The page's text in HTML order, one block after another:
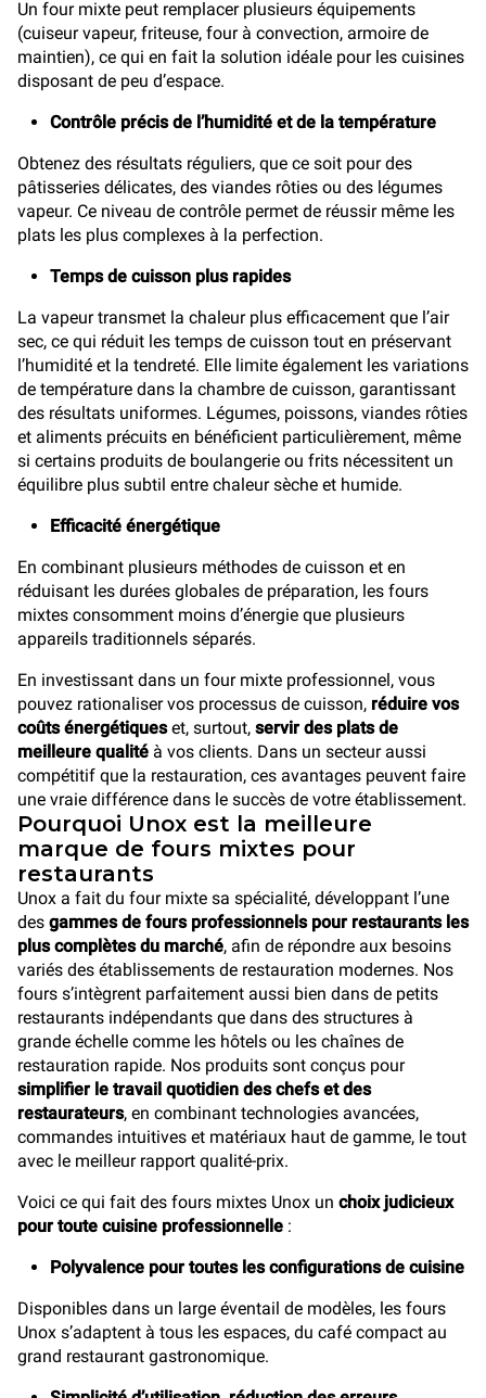
Un four mixte peut remplacer plusieurs équipements
(cuiseur vapeur, friteuse, four à convection, armoire de
maintien), ce qui en fait la solution idéale pour les cuisines
disposant de peu d’espace.
Contrôle précis de l’humidité et de la température
Obtenez des résultats réguliers, que ce soit pour des
pâtisseries délicates, des viandes rôties ou des légumes
vapeur. Ce niveau de contrôle permet de réussir même les
plats les plus complexes à la perfection.
Temps de cuisson plus rapides
La vapeur transmet la chaleur plus efficacement que l’air
sec, ce qui réduit les temps de cuisson tout en préservant
l’humidité et la tendreté. Elle limite également les variations
de température dans la chambre de cuisson, garantissant
des résultats uniformes. Légumes, poissons, viandes rôties
et aliments précuits en bénéficient particulièrement, même
si certains produits de boulangerie ou frits nécessitent un
équilibre plus subtil entre chaleur sèche et humide.
Efficacité énergétique
En combinant plusieurs méthodes de cuisson et en
réduisant les durées globales de préparation, les fours
mixtes consomment moins d’énergie que plusieurs
appareils traditionnels séparés.
En investissant dans un four mixte professionnel, vous
pouvez rationaliser vos processus de cuisson, réduire vos
coûts énergétiqueset, surtout, servir des plats de
meilleure qualité à vos clients. Dans un secteur aussi
compétitif que la restauration, ces avantages peuvent faire
une vraie différence dans le succès de votre établissement.
Pourquoi Unox est la meilleure
marque de fours mixtes pour
restaurants
Unox a fait du four mixte sa spécialité, développant l’une
des gammes de fours professionnels pour restaurants les
plus complètes du marché, afin de répondre aux besoins
variés des établissements de restauration modernes. Nos
fours s’intègrent parfaitement aussi bien dans de petits
restaurants indépendants que dans des structures à
grande échelle comme les hôtels ou les chaînes de
restauration rapide. Nos produits sont conçus pour
simplifier le travail quotidien des chefs et des
restaurateurs, en combinant technologies avancées,
commandes intuitives et matériaux haut de gamme, le tout
avec le meilleur rapport qualité-prix.
Voici ce qui fait des fours mixtes Unox un choix judicieux
pour toute cuisine professionnelle :
Polyvalence pour toutes les configurations de cuisine
Disponibles dans un large éventail de modèles, les fours
Unox s’adaptent à tous les espaces, du café compact au
grand restaurant gastronomique.